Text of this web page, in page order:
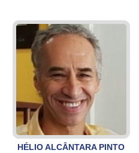
HÉLIO ALCÂNTARA PINTO